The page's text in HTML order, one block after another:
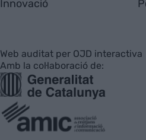
Innovació
Web auditat per OJD interactiva
Amb la col·laboració de: